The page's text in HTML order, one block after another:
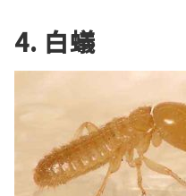
4. 白蟻